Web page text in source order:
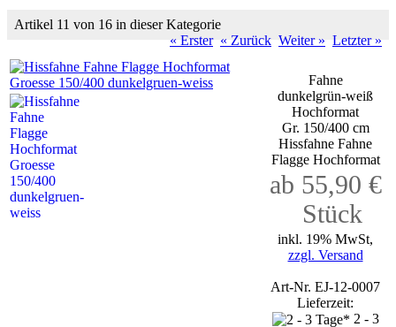
Artikel 11 von 16 in dieser Kategorie
« Erster « Zurück Weiter » Letzter »
Fahne
dunkelgrün-weiß
Hochformat
Gr. 150/400 cm
Hissfahne Fahne
Flagge Hochformat
ab 55,90 €
Stück
inkl. 19% MwSt,
zzgl. Versand
Art-Nr. EJ-12-0007
Lieferzeit:
2 - 3